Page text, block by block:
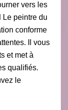
vers les
Le peintre du
conforme
Il vous
et met à
qualifiés.
le